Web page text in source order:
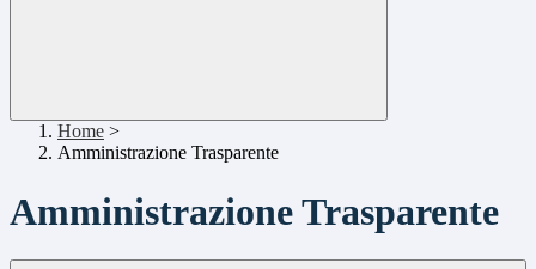
Home >
Amministrazione Trasparente
Amministrazione Trasparente